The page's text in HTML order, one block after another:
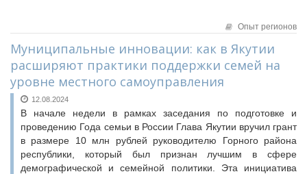
Опыт регионов
Муниципальные инновации: как в Якутии
расширяют практики поддержки семей на
уровне местного самоуправления
12.08.2024
В начале недели в рамках заседания по подготовке и
проведению Года семьи в России Глава Якутии вручил грант
в размере 10 млн рублей руководителю Горного района
республики, который был признан лучшим в сфере
демографической и семейной политики. Эта инициатива